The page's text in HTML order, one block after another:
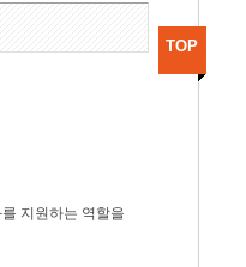
지원하는 역할을
TOP